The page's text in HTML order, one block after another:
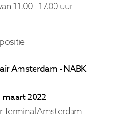
11.00 - 17.00 uur
Amsterdam - NABK
2022
Terminal Amsterdam